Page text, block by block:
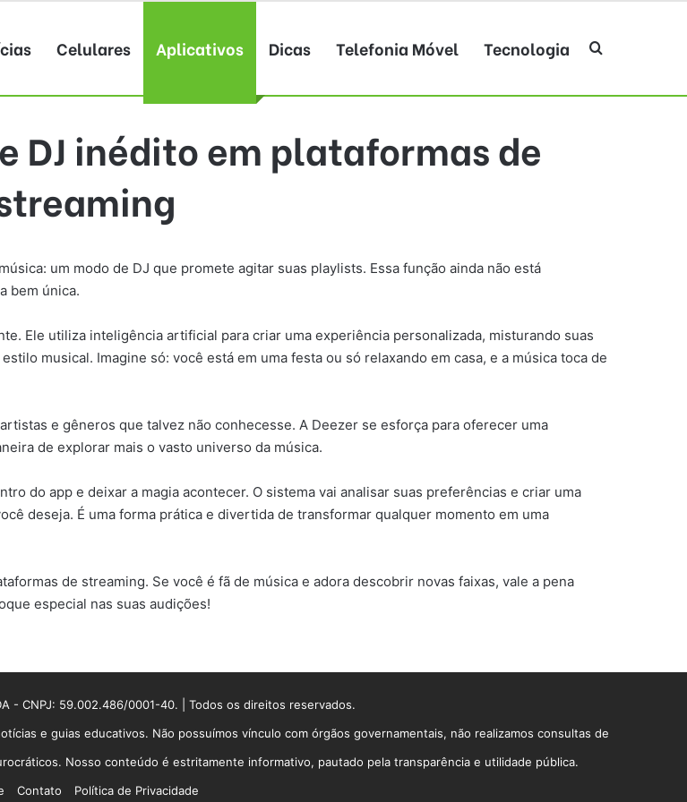
Celulares Aplicativos Dicas Telefonia Móvel Tecnologia Procurar por
DJ inédito em plataformas de
um modo de DJ que promete agitar suas playlists. Essa função ainda não está
bem única.
Ele utiliza inteligência artificial para criar uma experiência personalizada, misturando suas
musical. Imagine só: você está em uma festa ou só relaxando em casa, e a música toca de
e gêneros que talvez não conhecesse. A Deezer se esforça para oferecer uma
de explorar mais o vasto universo da música.
do app e deixar a magia acontecer. O sistema vai analisar suas preferências e criar uma
deseja. É uma forma prática e divertida de transformar qualquer momento em uma
de streaming. Se você é fã de música e adora descobrir novas faixas, vale a pena
especial nas suas audições!
- CNPJ: 59.002.486/0001-40. | Todos os direitos reservados.
e guias educativos. Não possuímos vínculo com órgãos governamentais, não realizamos consultas de
Nosso conteúdo é estritamente informativo, pautado pela transparência e utilidade pública.
Contato Política de Privacidade